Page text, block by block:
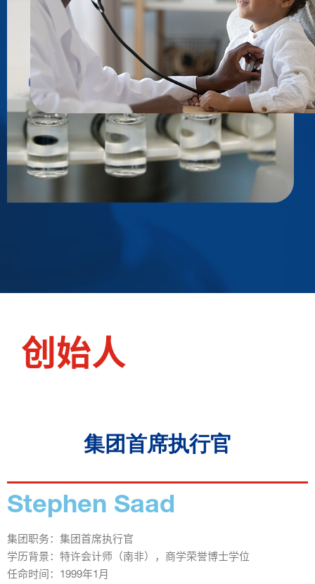
创始人
集团首席执行官
Stephen Saad
集团职务：集团首席执行官
学历背景：特许会计师（南非），商学荣誉博士学位
任命时间：1999年1月